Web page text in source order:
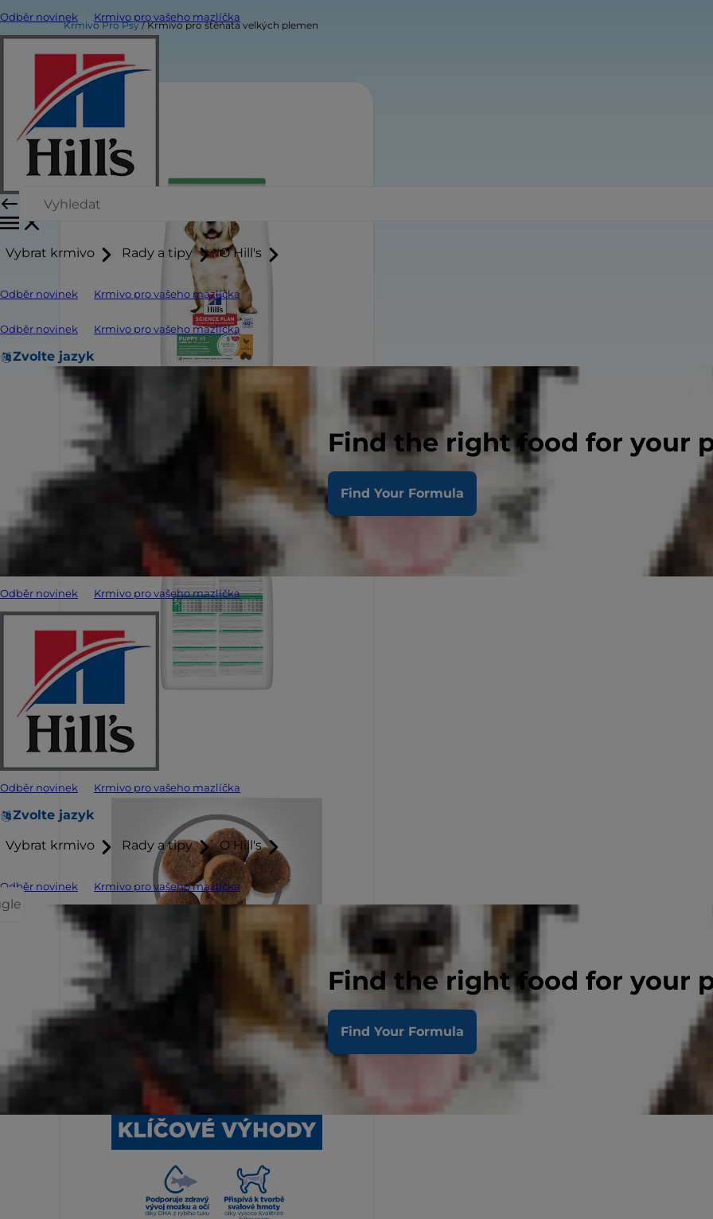
Odběr novinek Krmivo pro vašeho mazlíčka
Vybrat krmivo Rady a tipy O Hill's
Odběr novinek Krmivo pro vašeho mazlíčka
Odběr novinek Krmivo pro vašeho mazlíčka
Zvolte jazyk
Find the right food for your
Find Your Formula
Odběr novinek Krmivo pro vašeho mazlíčka
Odběr novinek Krmivo pro vašeho mazlíčka
Zvolte jazyk
Vybrat krmivo Rady a tipy O Hill's
Odběr novinek Krmivo pro vašeho mazlíčka
Find the right food for your
Find Your Formula
Krmivo Pro Psy Krmivo pro štěňata velkých plemen